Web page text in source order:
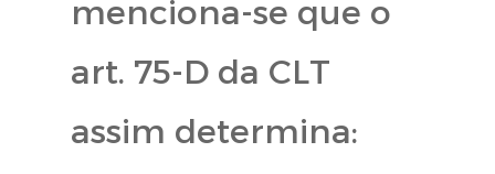
menciona-se que o
art. 75-D da CLT
assim determina: